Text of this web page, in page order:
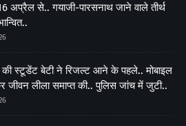
अप्रैल से.. गयाजी-पारसनाथ जाने वाले तीर्थ
की स्टूडेंट बेटी ने रिजल्ट आने के पहले.. मोबाइल
जीवन लीला समाप्त की.. पुलिस जांच में जुटी..